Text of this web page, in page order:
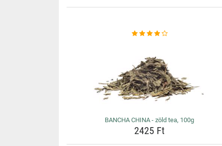
BANCHA CHINA - zöld tea, 100g
2425 Ft